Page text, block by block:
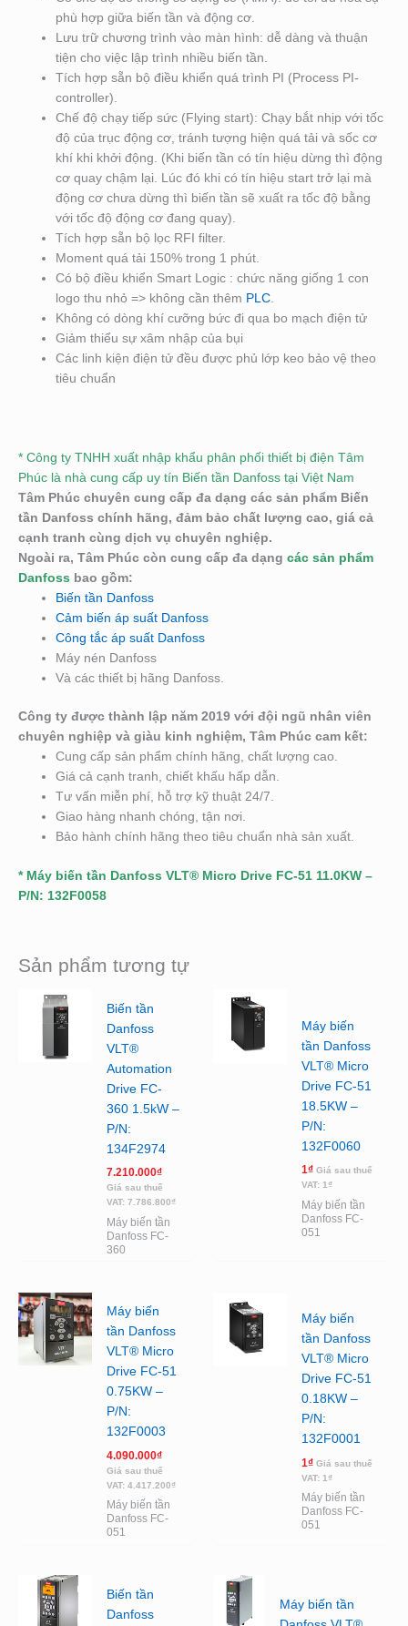
phù hợp giữa biến tần và động cơ.
Lưu trữ chương trình vào màn hình: dễ dàng và thuận
tiện cho việc lập trình nhiều biến tần.
Tích hợp sẵn bộ điều khiển quá trình PI (Process PI-
controller).
Chế độ chạy tiếp sức (Flying start): Chạy bắt nhịp với tốc
độ của trục động cơ, tránh tượng hiện quá tải và sốc cơ
khí khi khởi động. (Khi biến tần có tín hiệu dừng thì động
cơ quay chậm lại. Lúc đó khi có tín hiệu start trở lại mà
động cơ chưa dừng thì biến tần sẽ xuất ra tốc độ bằng
với tốc độ động cơ đang quay).
Tích hợp sẵn bộ lọc RFI filter.
Moment quá tải 150% trong 1 phút.
Có bộ điều khiển Smart Logic : chức năng giống 1 con
logo thu nhỏ => không cần thêm PLC.
Không có dòng khí cưỡng bức đi qua bo mạch điện tử
Giảm thiểu sự xâm nhập của bụi
Các linh kiện điện tử đều được phủ lớp keo bảo vệ theo
tiêu chuẩn
* Công ty TNHH xuất nhập khẩu phân phối thiết bị điện Tâm
Phúc là nhà cung cấp uy tín Biến tần Danfoss tại Việt Nam
Tâm Phúc chuyên cung cấp đa dạng các sản phẩm Biến
tần Danfoss chính hãng, đảm bảo chất lượng cao, giá cả
cạnh tranh cùng dịch vụ chuyên nghiệp.
Ngoài ra, Tâm Phúc còn cung cấp đa dạng các sản phẩm
Danfoss bao gồm:
Biến tần Danfoss
Cảm biến áp suất Danfoss
Công tắc áp suất Danfoss
Máy nén Danfoss
Và các thiết bị hãng Danfoss.
Công ty được thành lập năm 2019 với đội ngũ nhân viên
chuyên nghiệp và giàu kinh nghiệm, Tâm Phúc cam kết:
Cung cấp sản phẩm chính hãng, chất lượng cao.
Giá cả cạnh tranh, chiết khấu hấp dẫn.
Tư vấn miễn phí, hỗ trợ kỹ thuật 24/7.
Giao hàng nhanh chóng, tận nơi.
Bảo hành chính hãng theo tiêu chuẩn nhà sản xuất.
* Máy biến tần Danfoss VLT® Micro Drive FC-51 11.0KW –
P/N: 132F0058
Sản phẩm tương tự
Biến tần
Danfoss
VLT®
Automation
Drive FC-
360 1.5kW –
P/N:
134F2974
7.210.000₫
Giá sau thuế
VAT: 7.786.800₫
Máy biến tần
Danfoss FC-
360
Máy biến
tần Danfoss
VLT® Micro
Drive FC-51
18.5KW –
P/N:
132F0060
1₫ Giá sau thuế
VAT: 1₫
Máy biến tần
Danfoss FC-
051
Máy biến
tần Danfoss
VLT® Micro
Drive FC-51
0.75KW –
P/N:
132F0003
4.090.000₫
Giá sau thuế
VAT: 4.417.200₫
Máy biến tần
Danfoss FC-
051
Máy biến
tần Danfoss
VLT® Micro
Drive FC-51
0.18KW –
P/N:
132F0001
1₫ Giá sau thuế
VAT: 1₫
Máy biến tần
Danfoss FC-
051
Biến tần
Danfoss
Máy biến tần